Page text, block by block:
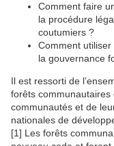
Comment faire
la procédure
coutumiers ?
Comment
la gouvernance
Il est ressorti de
forêts
communautés et de
nationales de
[1] Les forêts